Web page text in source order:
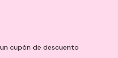
cupón de descuento